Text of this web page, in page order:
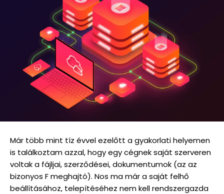
Már több mint tíz évvel ezelőtt a gyakorlati helyemen
is találkoztam azzal, hogy egy cégnek saját szerveren
voltak a fájljai, szerződései, dokumentumok (az az
bizonyos F meghajtó). Nos ma már a saját felhő
beállításához, telepítéséhez nem kell rendszergazda